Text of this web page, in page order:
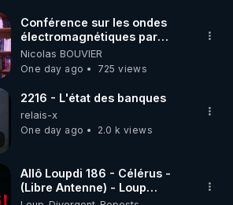
Conférence sur les ondes
électromagnétiques par
Grégoire Caustru et Bart de
Wever !
Nicolas BOUVIER
One day ago
725 views
2216 - L'état des banques
relais-x
One day ago
2.0 k views
Allô Loupdi 186 - Célérus -
(Libre Antenne) - Loup
Divergent 2026.08.06